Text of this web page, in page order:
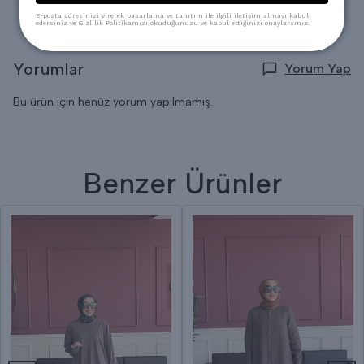
Yorumlar Yorum Yap
Bu ürün için henüz yorum yapılmamış.
Benzer Ürünler
E-posta adresinizi girerek pazarlama ve tanıtım ile ilgili iletişim almayı kabul
edersiniz ve Gizlilik Politikamızı okuduğunuzu ve kabul ettiğinizi onaylarsınız.